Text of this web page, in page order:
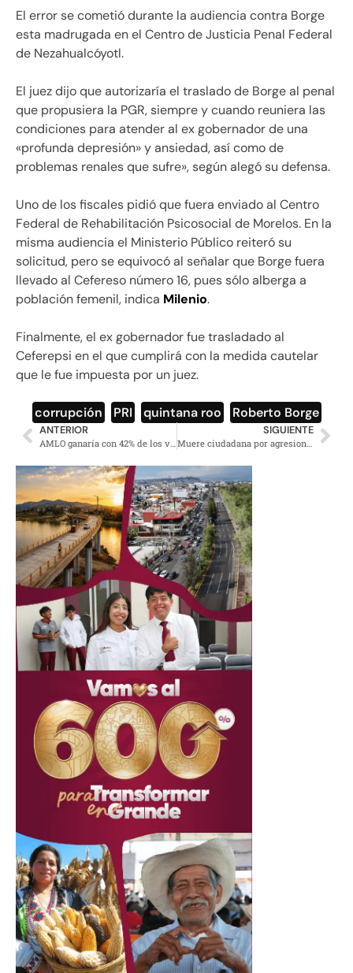
El error se cometió durante la audiencia contra Borge
esta madrugada en el Centro de Justicia Penal Federal
de Nezahualcóyotl.
El juez dijo que autorizaría el traslado de Borge al penal
que propusiera la PGR, siempre y cuando reuniera las
condiciones para atender al ex gobernador de una
«profunda depresión» y ansiedad, así como de
problemas renales que sufre», según alegó su defensa.
Uno de los fiscales pidió que fuera enviado al Centro
Federal de Rehabilitación Psicosocial de Morelos. En la
misma audiencia el Ministerio Público reiteró su
solicitud, pero se equivocó al señalar que Borge fuera
llevado al Cefereso número 16, pues sólo alberga a
población femenil, indica Milenio.
Finalmente, el ex gobernador fue trasladado al
Ceferepsi en el que cumplirá con la medida cautelar
que le fue impuesta por un juez.
corrupción PRI quintana roo Roberto Borge
ANTERIOR SIGUIENTE